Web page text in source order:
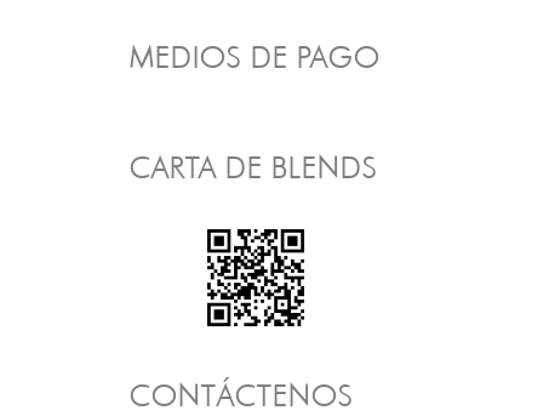
MEDIOS DE PAGO
CARTA DE BLENDS
CONTÁCTENOS